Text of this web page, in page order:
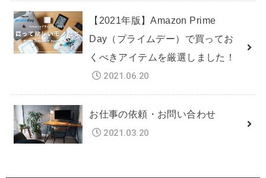
【2021年版】Amazon Prime
Day（プライムデー）で買ってお
くべきアイテムを厳選しました！
2021.06.20
お仕事の依頼・お問い合わせ
2021.03.20